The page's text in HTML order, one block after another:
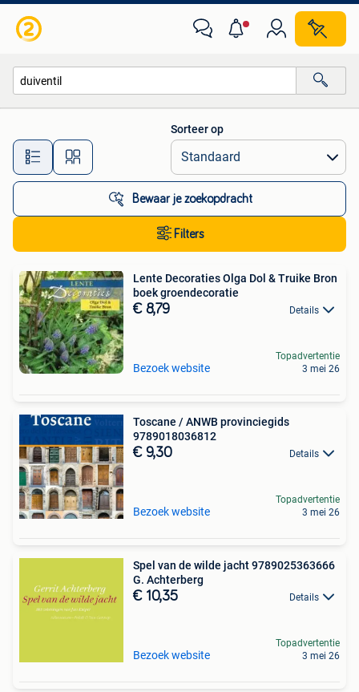
Alle afstanden…
Sorteer op
Bewaar je zoekopdracht
Filters
Lente Decoraties Olga Dol & Truike Bron
boek groendecoratie
€ 8,79 Details
Bezoek website
Topadvertentie
3 mei 26
Toscane / ANWB provinciegids
9789018036812
€ 9,30 Details
Bezoek website
Topadvertentie
3 mei 26
Spel van de wilde jacht 9789025363666
G. Achterberg
€ 10,35 Details
Bezoek website
Topadvertentie
3 mei 26